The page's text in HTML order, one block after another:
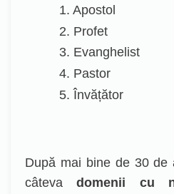
1. Apostol
2. Profet
3. Evanghelist
4. Pastor
5. Învățător
După mai bine de 30 de
câtevadomenii cu